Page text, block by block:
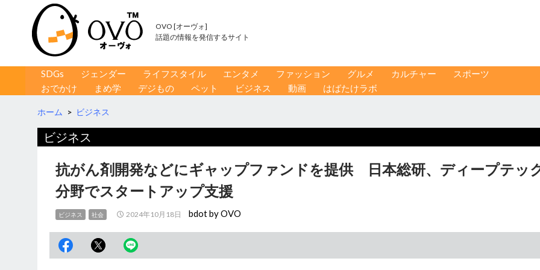
OVO [オーヴォ]
話題の情報を発信するサイト
コンテンツへ移動
SDGs ジェンダー ライフスタイル エンタメ ファッション グルメ カルチャー
スポーツ
おでかけ
まめ学 デジもの ペット ビジネス 動画 はばたけラボ
ホーム > ビジネス
ビジネス
抗がん剤開発などにギャップファンドを提供 日本総研、ディープテッ
分野でスタートアップ支援
ビジネス 社会 2024年10月18日 bdot by OVO